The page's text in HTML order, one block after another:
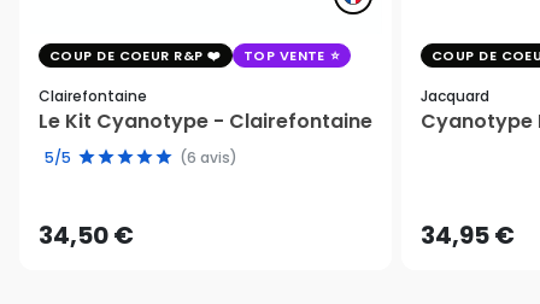
COUP DE COEUR R&P TOP VENTE
Clairefontaine
Le Kit Cyanotype - Clairefontaine
5/5 (6 avis)
34,50 €
COUP DE
Jacquard
Cyanotype
34,95 €